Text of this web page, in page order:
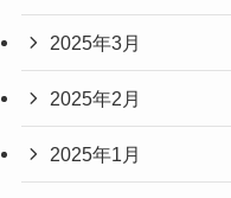
2025年3月
2025年2月
2025年1月